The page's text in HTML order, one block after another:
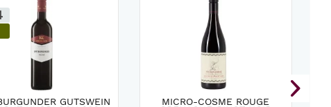
GUTSWEIN MICRO-COSME ROUGE